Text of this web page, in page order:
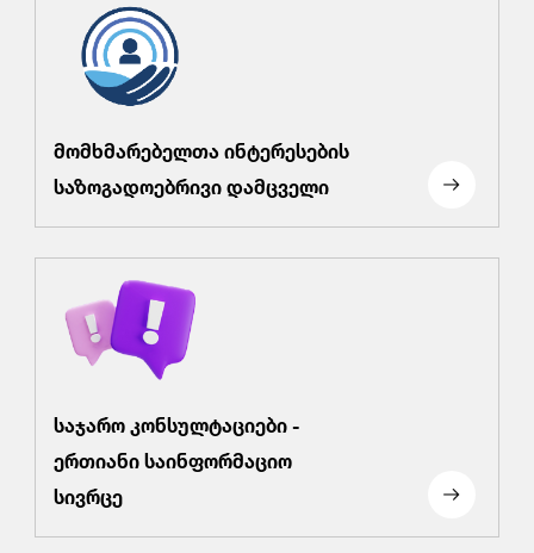
მომხმარებელთა ინტერესების
საზოგადოებრივი დამცველი
საჯარო კონსულტაციები -
ერთიანი საინფორმაციო
სივრცე